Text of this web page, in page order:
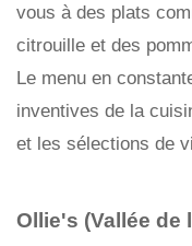
vous à des plats
citrouille et des
Le menu en
inventives de la
et les sélections de
Ollie's (Vallée de